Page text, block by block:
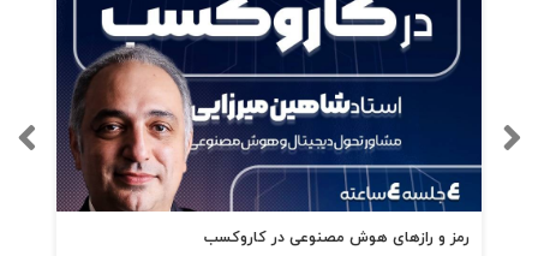
رمز و رازهای هوش مصنوعی در کاروکسب